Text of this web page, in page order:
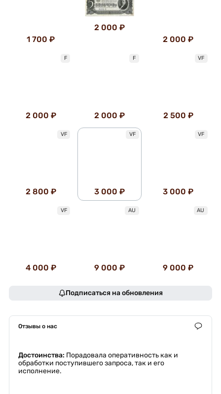
1 700 ₽
2 000 ₽
2 000 ₽
F
2 000 ₽
F
2 000 ₽
VF
2 500 ₽
VF
2 800 ₽
VF
3 000 ₽
VF
3 000 ₽
VF
4 000 ₽
AU
9 000 ₽
AU
9 000 ₽
Подписаться на обновления
Отзывы о нас
Достоинства: Порадовала оперативность как и
обработки поступившего запроса, так и его
исполнение.